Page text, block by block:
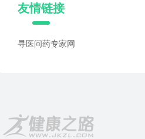
友情链接
寻医问药专家网